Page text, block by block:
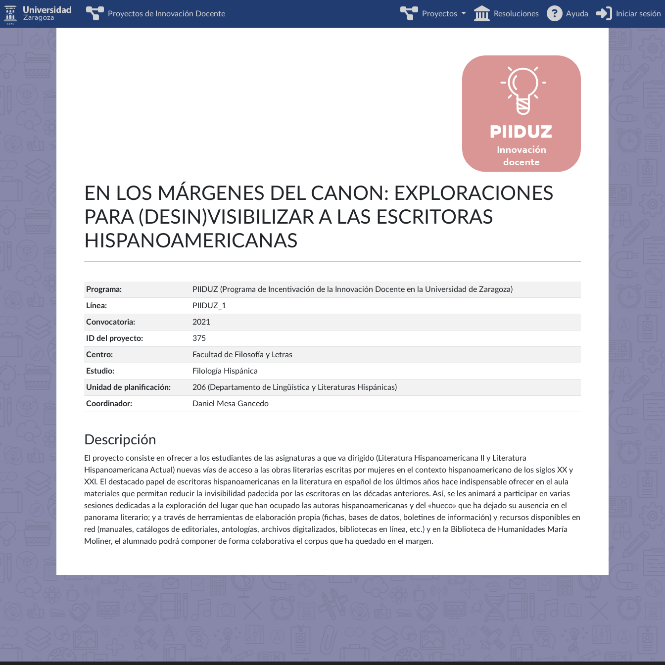
Proyectos de Innovación Docente Proyectos Resoluciones Ayuda Iniciar sesión
EN LOS MÁRGENES DEL CANON: EXPLORACIONES
PARA (DESIN)VISIBILIZAR A LAS ESCRITORAS
HISPANOAMERICANAS
Programa: PIIDUZ (Programa de Incentivación de la Innovación Docente en la Universidad de Zaragoza)
Línea: PIIDUZ_1
Convocatoria: 2021
ID del proyecto: 375
Centro: Facultad de Filosofía y Letras
Estudio: Filología Hispánica
Unidad de planificación: 206 (Departamento de Lingüística y Literaturas Hispánicas)
Coordinador: Daniel Mesa Gancedo
Descripción
El proyecto consiste en ofrecer a los estudiantes de las asignaturas a que va dirigido (Literatura Hispanoamericana II y Literatura
Hispanoamericana Actual) nuevas vías de acceso a las obras literarias escritas por mujeres en el contexto hispanoamericano de los siglos XX y
XXI. El destacado papel de escritoras hispanoamericanas en la literatura en español de los últimos años hace indispensable ofrecer en el aula
materiales que permitan reducir la invisibilidad padecida por las escritoras en las décadas anteriores. Así, se les animará a participar en varias
sesiones dedicadas a la exploración del lugar que han ocupado las autoras hispanoamericanas y del «hueco» que ha dejado su ausencia en el
panorama literario; y a través de herramientas de elaboración propia (fichas, bases de datos, boletines de información) y recursos disponibles en
red (manuales, catálogos de editoriales, antologías, archivos digitalizados, bibliotecas en línea, etc.) y en la Biblioteca de Humanidades María
Moliner, el alumnado podrá componer de forma colaborativa el corpus que ha quedado en el margen.